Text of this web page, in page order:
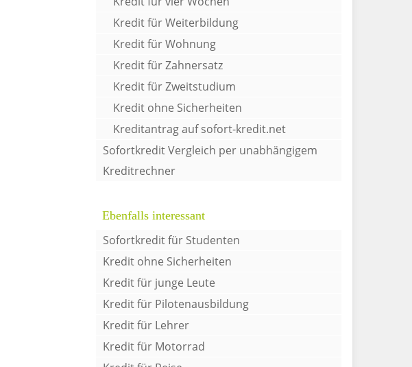
Kredit für Weiterbildung
Kredit für Wohnung
Kredit für Zahnersatz
Kredit für Zweitstudium
Kredit ohne Sicherheiten
Kreditantrag auf sofort-kredit.net
Sofortkredit Vergleich per unabhängigem
Kreditrechner
Ebenfalls interessant
Sofortkredit für Studenten
Kredit ohne Sicherheiten
Kredit für junge Leute
Kredit für Pilotenausbildung
Kredit für Lehrer
Kredit für Motorrad